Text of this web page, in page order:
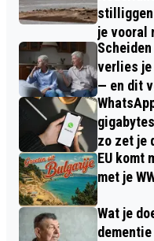
stilliggen
je vooral
verlies je
— en dit
zo zet je
EU komt
met je
Wat je